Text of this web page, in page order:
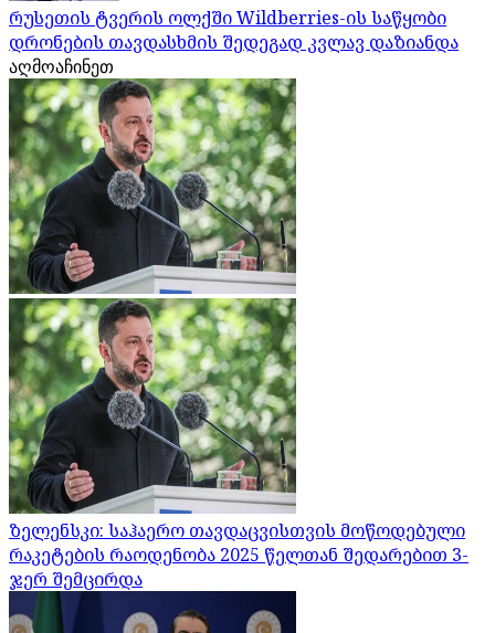
რუსეთის ტვერის ოლქში Wildberries-ის საწყობი
დრონების თავდასხმის შედეგად კვლავ დაზიანდა
აღმოაჩინეთ
ზელენსკი: საჰაერო თავდაცვისთვის მოწოდებული
რაკეტების რაოდენობა 2025 წელთან შედარებით 3-
ჯერ შემცირდა